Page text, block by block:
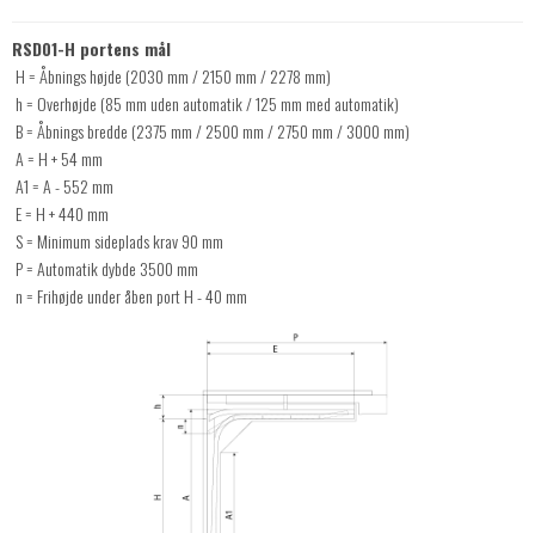
RSD01-H portens mål
H = Åbnings højde (2030 mm / 2150 mm / 2278 mm)
h = Overhøjde (85 mm uden automatik / 125 mm med automatik)
B = Åbnings bredde (2375 mm / 2500 mm / 2750 mm / 3000 mm)
A = H + 54 mm
A1 = A - 552 mm
E = H + 440 mm
S = Minimum sideplads krav 90 mm
P = Automatik dybde 3500 mm
n = Frihøjde under åben port H - 40 mm